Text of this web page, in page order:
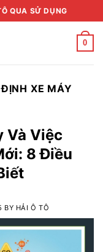
QUA SỬ DỤNG
0
XE MÁY
Và Việc
8 Điều
BY HẢI Ô TÔ